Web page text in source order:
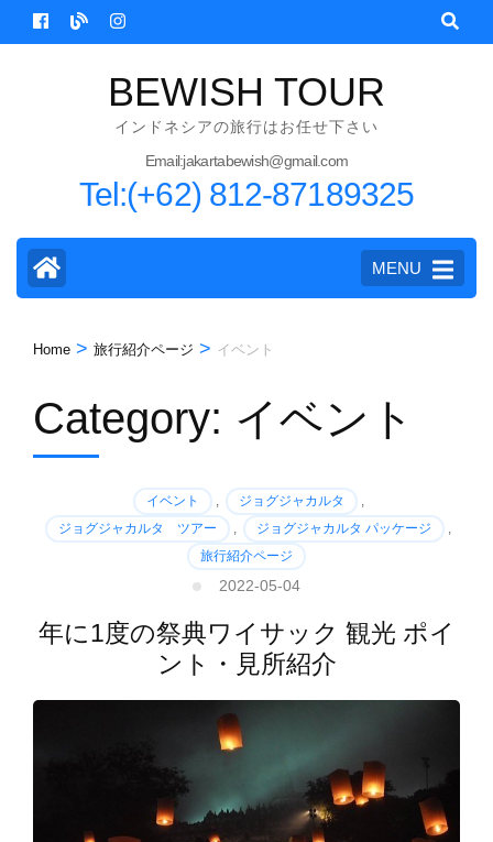
Skip
to
BEWISH TOUR
インドネシアの旅行はお任せ下さい
Email:jakartabewish@gmail.com
Tel:(+62) 812-87189325
MENU
Home > 旅行紹介ページ > イベント
Category: イベント
イベント , ジョグジャカルタ
,
ジョグジャカルタ ツアー
, ジョグジャカルタ パッケージ
,
旅行紹介ページ
2022-05-04
年に1度の祭典ワイサック 観光 ポイ
ント・見所紹介